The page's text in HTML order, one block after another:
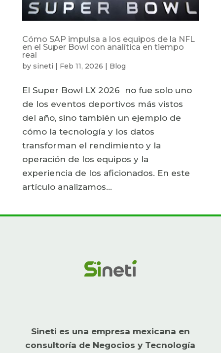
Cómo SAP impulsa a los equipos de la NFL
en el Super Bowl con analítica en tiempo
real
by sineti | Feb 11, 2026 | Blog
El Super Bowl LX 2026 no fue solo uno
de los eventos deportivos más vistos
del año, sino también un ejemplo de
cómo la tecnología y los datos
transforman el rendimiento y la
operación de los equipos y la
experiencia de los aficionados. En este
artículo analizamos...
Sineti es una empresa mexicana en
consultoría de Negocios y Tecnología